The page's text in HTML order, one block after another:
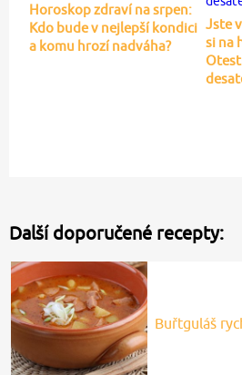
Horoskop zdraví na srpen:
Kdo bude v nejlepší kondici
a komu hrozí nadváha?
Jste
si na
Další doporučené recepty:
Buřtguláš